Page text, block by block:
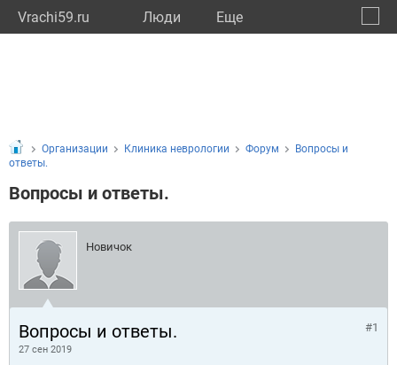
Vrachi59.ru Люди Eще
Организации Клиника неврологии Форум
Вопросы и
ответы.
Вопросы и ответы.
Новичок
Вопросы и ответы.
27 сен 2019
#1